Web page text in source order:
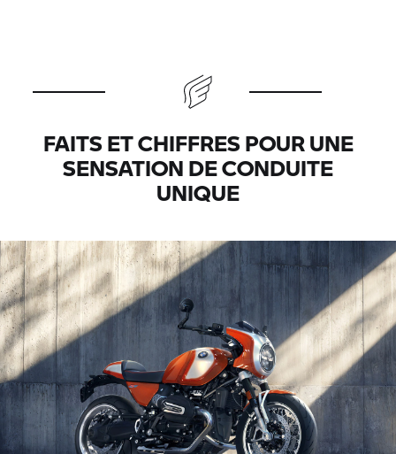
FAITS ET CHIFFRES POUR UNE
SENSATION DE CONDUITE
UNIQUE